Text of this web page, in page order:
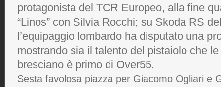
protagonista del TCR Europeo, alla fine
“Linos” con Silvia Rocchi; su Skoda RS
l’equipaggio lombardo ha disputato una
mostrando sia il talento del pistaiolo che
bresciano è primo di Over55.
Sesta favolosa piazza per Giacomo Ogliari e